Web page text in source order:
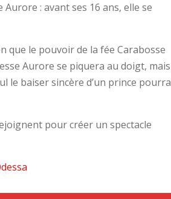
: avant ses 16 ans, elle se
que le pouvoir de la fée Carabosse
Aurore se piquera au doigt, mais
le baiser sincère d’un prince pourra
pour créer un spectacle